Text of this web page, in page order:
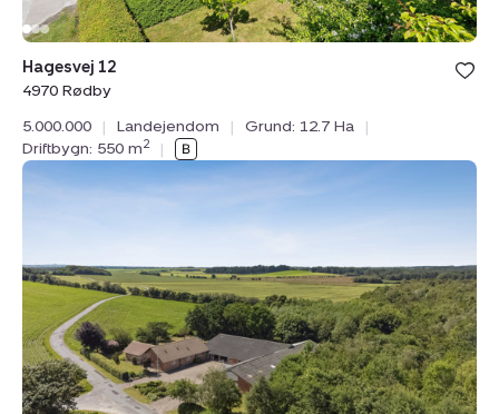
Bolig er
under
Hagesvej 12
4970 Rødby
5.000.000
| Landejendom | Grund: 12.7 Ha
|
Driftbygn: 550 m2 |
Landejendom:
9460
Brovst